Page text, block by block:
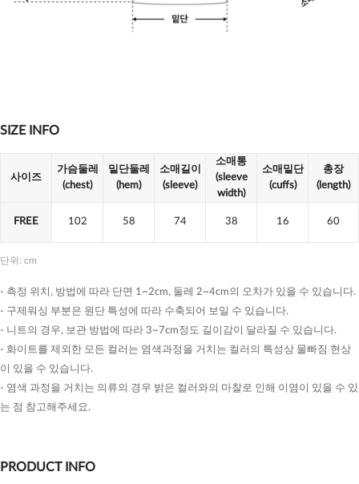
SIZE INFO
사이즈
가슴둘레
(chest)
밑단둘레
(hem)
소매길이
(sleeve)
소매통
(sleeve
width)
소매밑단
(cuffs)
총장
(length)
FREE 102 58 74 38 16 60
단위: cm
- 측정 위치, 방법에 따라 단면 1~2cm, 둘레 2~4cm의 오차가 있을 수 있습니다.
- 구제워싱 부분은 원단 특성에 따라 수축되어 보일 수 있습니다.
- 니트의 경우, 보관 방법에 따라 3~7cm정도 길이감이 달라질 수 있습니다.
- 화이트를 제외한 모든 컬러는 염색과정을 거치는 컬러의 특성상 물빠짐 현상
이 있을 수 있습니다.
- 염색 과정을 거치는 의류의 경우 밝은 컬러와의 마찰로 인해 이염이 있을 수 있
는 점 참고해주세요.
PRODUCT INFO